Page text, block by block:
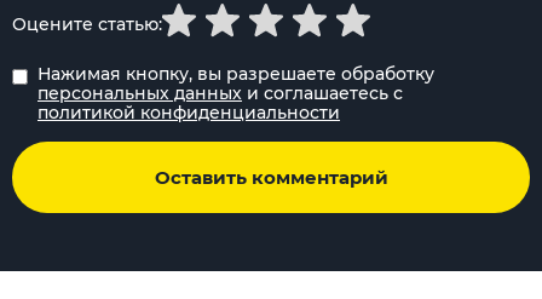
Нажимая кнопку, вы разрешаете обработку
персональных данных и соглашаетесь с
политикой конфиденциальности
Оставить комментарий
Оцените статью: